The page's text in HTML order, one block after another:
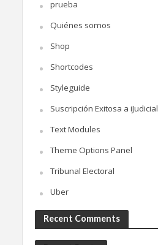
prueba
Quiénes somos
Shop
Shortcodes
Styleguide
Suscripción Exitosa a iJudicial
Text Modules
Theme Options Panel
Tribunal Electoral
Uber
Recent Comments